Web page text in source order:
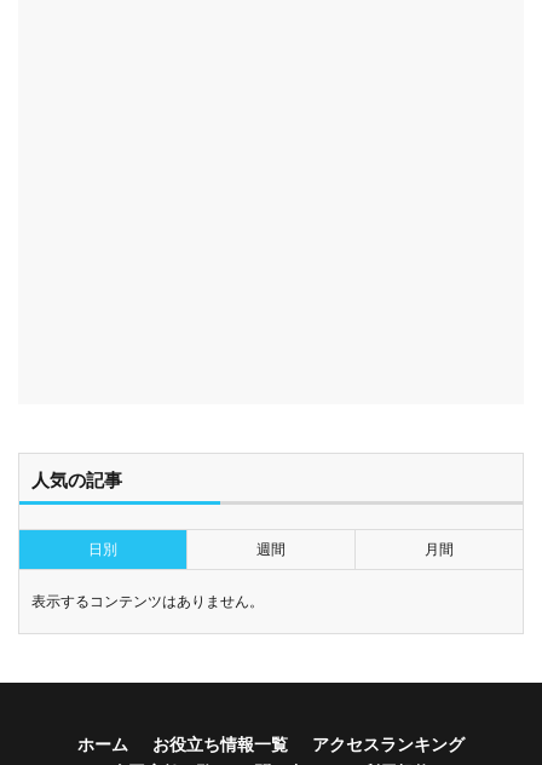
人気の記事
日別 週間 月間
表示するコンテンツはありません。
ホーム お役立ち情報一覧
アクセスランキング